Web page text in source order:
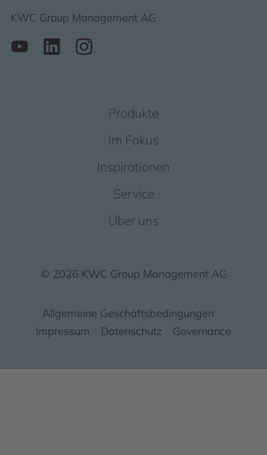
KWC Group Management AG
Produkte
Im Fokus
Inspirationen
Service
Über uns
© 2026 KWC Group Management AG
Allgemeine Geschäftsbedingungen
Impressum
Datenschutz Governance